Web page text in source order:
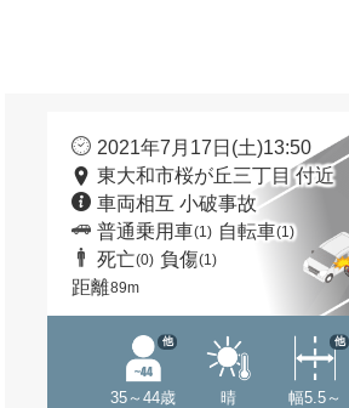
2021年7月17日(土)13:50
東大和市桜が丘三丁目 付近
車両相互 小破事故
普通乗用車(1) 自転車(1)
死亡(0) 負傷(1)
距離89m
35～44歳
他
晴
幅5.5～
他